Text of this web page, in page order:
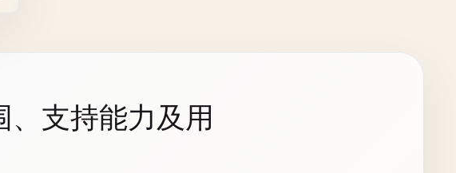
支持能力及用